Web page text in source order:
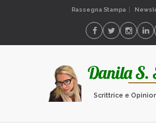
Rassegna Stampa
Scrittrice e